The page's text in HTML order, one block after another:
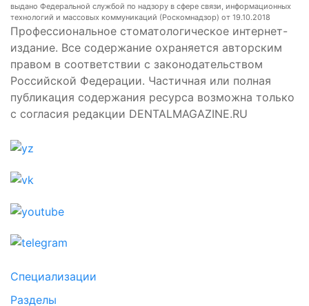
выдано Федеральной службой по надзору в сфере связи, информационных
технологий и массовых коммуникаций (Роскомнадзор) от 19.10.2018
Профессиональное стоматологическое интернет-
издание. Все содержание охраняется авторским
правом в соответствии с законодательством
Российской Федерации. Частичная или полная
публикация содержания ресурса возможна только
с согласия редакции DENTALMAGAZINE.RU
Специализации
Разделы